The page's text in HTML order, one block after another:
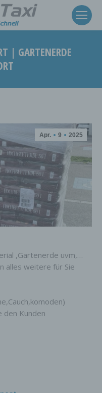
| GARTENERDE
Apr. 9 2025
,Gartenerde uvm,…
alles weitere für Sie
den Kunden